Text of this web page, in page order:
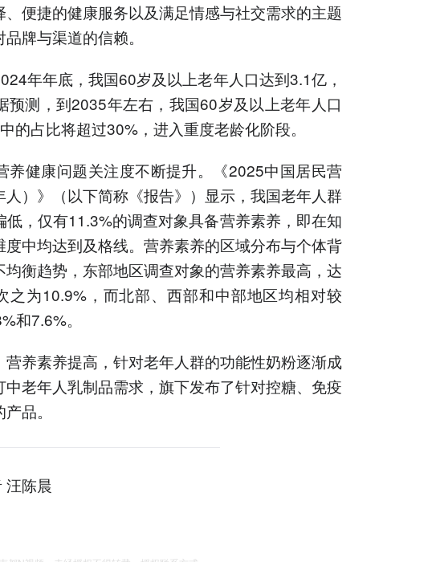
便捷的健康服务以及满足情感与社交需求的主题
牌与渠道的信赖。
年年底，我国60岁及以上老年人口达到3.1亿，
预测，到2035年左右，我国60岁及以上老年人口
的占比将超过30%，进入重度老龄化阶段。
养健康问题关注度不断提升。《2025中国居民营
）》（以下简称《报告》）显示，我国老年人群
低，仅有11.3%的调查对象具备营养素养，即在知
中均达到及格线。营养素养的区域分布与个体背
衡趋势，东部地区调查对象的营养素养最高，达
之为10.9%，而北部、西部和中部地区均相对较
和7.6%。
养素养提高，针对老年人群的功能性奶粉逐渐成
老年人乳制品需求，旗下发布了针对控糖、免疫
品。
汪陈晨